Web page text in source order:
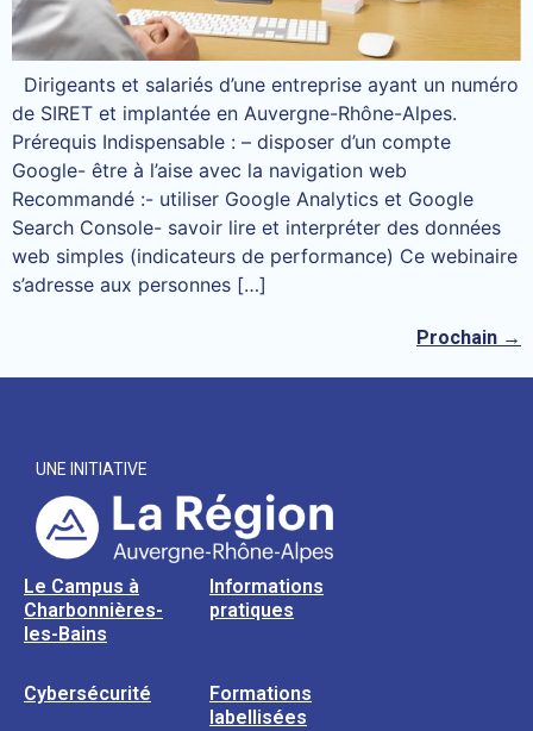
Dirigeants et salariés d’une entreprise ayant un numéro
de SIRET et implantée en Auvergne-Rhône-Alpes.
Prérequis Indispensable : – disposer d’un compte
Google- être à l’aise avec la navigation web
Recommandé :- utiliser Google Analytics et Google
Search Console- savoir lire et interpréter des données
web simples (indicateurs de performance) Ce webinaire
s’adresse aux personnes […]
Prochain →
UNE INITIATIVE
Le Campus à
Charbonnières-
les-Bains
Informations
pratiques
Cybersécurité
Formations
labellisées